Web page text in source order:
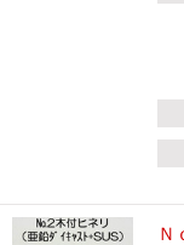
Ｎ